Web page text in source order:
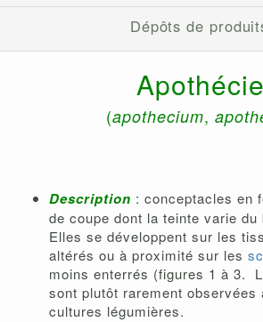
Dépôts de
(apothecium,
Description : conceptacles en
de coupe dont la teinte varie du
Elles se développent sur les
altérés ou à proximité sur les
moins enterrés (figures 1 à 3.
sont plutôt rarement observées
cultures légumières.